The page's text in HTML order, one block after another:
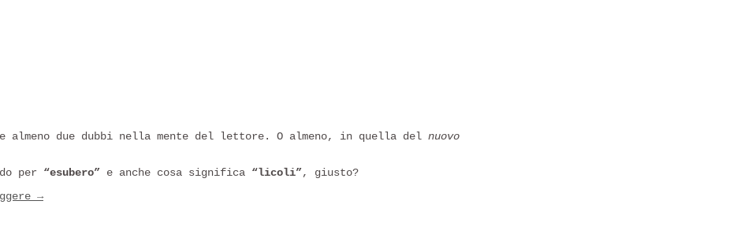
due dubbi nella mente del lettore. O almeno, in quella del nuovo
per “esubero” e anche cosa significa “licoli”, giusto?
→